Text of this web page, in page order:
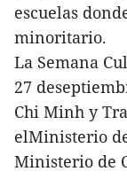
escuelas
minoritario.
La Semana
27
Chi Minh y
elMinisterio
Ministerio de